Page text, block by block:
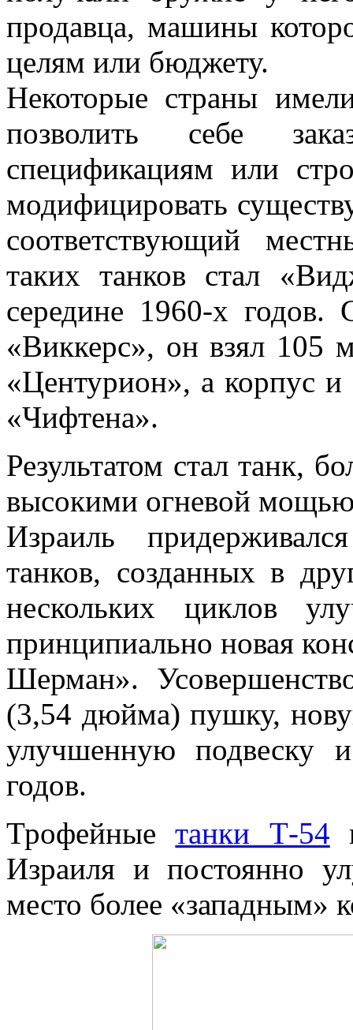
продавца, машины
целям или бюджету.
Некоторые страны
позволить себе
спецификациям или
модифицировать
соответствующий
таких танков стал
середине 1960-х годов.
«Виккерс», он взял
«Центурион», а корпус
«Чифтена».
Результатом стал танк,
высокими огневой
Израиль
танков, созданных в
нескольких циклов
принципиально новая
Шерман».
(3,54 дюйма) пушку,
улучшенную подвеску
годов.
Трофейныетанки Т-54
Израиля и постоянно
место более «западным»